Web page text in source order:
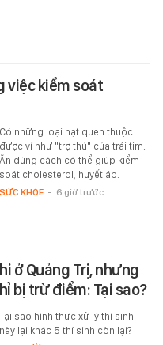
việc kiểm soát
Có những loại hạt quen thuộc
được ví như "trợ thủ" của trái tim.
Ăn đúng cách có thể giúp kiểm
soát cholesterol, huyết áp.
SỨC KHỎE - 6 giờ trước
ở Quảng Trị, nhưng
bị trừ điểm: Tại sao?
Tại sao hình thức xử lý thí sinh
này lại khác 5 thí sinh còn lại?